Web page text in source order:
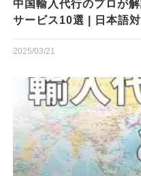
中国輸入代行のプロが
サービス10選 | 日本語対
2025/03/21